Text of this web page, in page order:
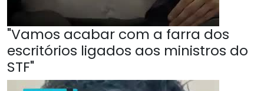
"Vamos acabar com a farra dos
escritórios ligados aos ministros do
STF"